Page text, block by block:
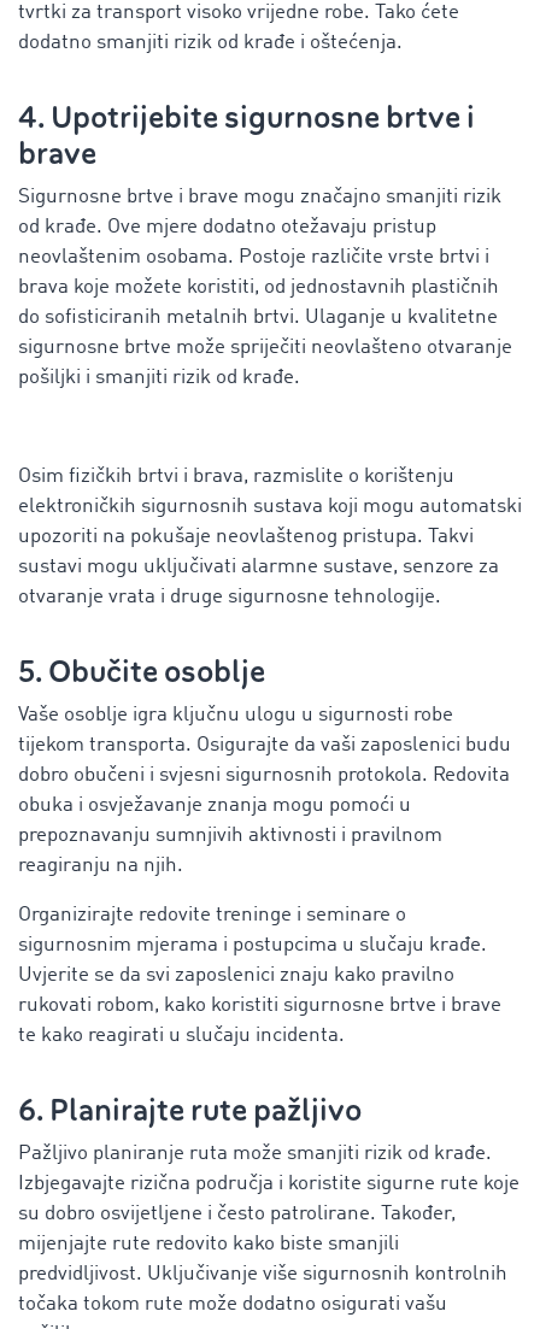
tvrtki za transport visoko vrijedne robe. Tako ćete
dodatno smanjiti rizik od krađe i oštećenja.
4. Upotrijebite sigurnosne brtve i
brave
Sigurnosne brtve i brave mogu značajno smanjiti rizik
od krađe. Ove mjere dodatno otežavaju pristup
neovlaštenim osobama. Postoje različite vrste brtvi i
brava koje možete koristiti, od jednostavnih plastičnih
do sofisticiranih metalnih brtvi. Ulaganje u kvalitetne
sigurnosne brtve može spriječiti neovlašteno otvaranje
pošiljki i smanjiti rizik od krađe.
Osim fizičkih brtvi i brava, razmislite o korištenju
elektroničkih sigurnosnih sustava koji mogu automatski
upozoriti na pokušaje neovlaštenog pristupa. Takvi
sustavi mogu uključivati alarmne sustave, senzore za
otvaranje vrata i druge sigurnosne tehnologije.
5. Obučite osoblje
Vaše osoblje igra ključnu ulogu u sigurnosti robe
tijekom transporta. Osigurajte da vaši zaposlenici budu
dobro obučeni i svjesni sigurnosnih protokola. Redovita
obuka i osvježavanje znanja mogu pomoći u
prepoznavanju sumnjivih aktivnosti i pravilnom
reagiranju na njih.
Organizirajte redovite treninge i seminare o
sigurnosnim mjerama i postupcima u slučaju krađe.
Uvjerite se da svi zaposlenici znaju kako pravilno
rukovati robom, kako koristiti sigurnosne brtve i brave
te kako reagirati u slučaju incidenta.
6. Planirajte rute pažljivo
Pažljivo planiranje ruta može smanjiti rizik od krađe.
Izbjegavajte rizična područja i koristite sigurne rute koje
su dobro osvijetljene i često patrolirane. Također,
mijenjajte rute redovito kako biste smanjili
predvidljivost. Uključivanje više sigurnosnih kontrolnih
točaka tokom rute može dodatno osigurati vašu